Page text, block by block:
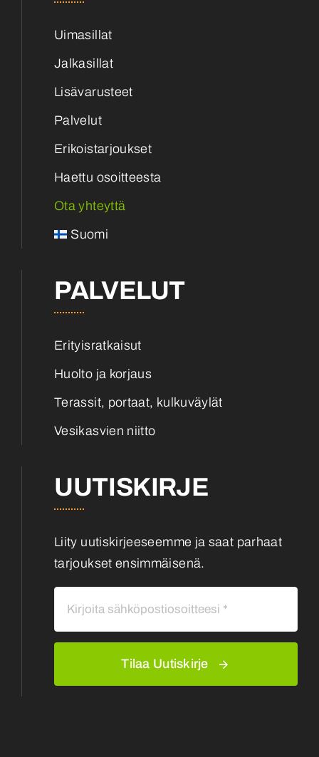
Uimasillat
Jalkasillat
Lisävarusteet
Palvelut
Erikoistarjoukset
Haettu osoitteesta
Ota yhteyttä
Suomi
PALVELUT
Erityisratkaisut
Huolto ja korjaus
Terassit, portaat, kulkuväylät
Vesikasvien niitto
UUTISKIRJE
Liity uutiskirjeeseemme ja saat parhaat
tarjoukset ensimmäisenä.
Tilaa Uutiskirje